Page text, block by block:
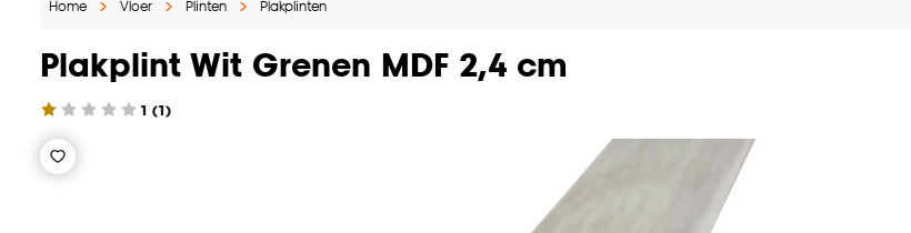
Home Vloer Plinten Plakplinten
Plakplint Wit Grenen MDF 2,4 cm
1 (1)